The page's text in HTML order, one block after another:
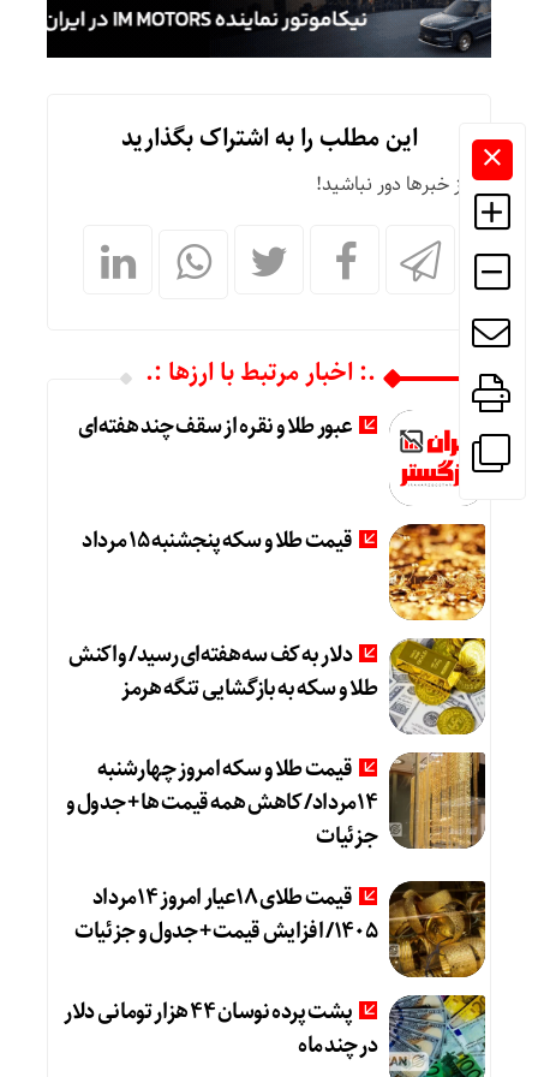
این مطلب را به اشتراک بگذارید
از خبرها دور نباشید!
.: اخبار مرتبط با ارزها :.
عبور طلا و نقره از سقف چند هفته‌ای
قیمت طلا و سکه پنجشنبه 15 مرداد
دلار به کف سه‌هفته‌ای رسید/ واکنش
طلا و سکه به بازگشایی تنگه هرمز
قیمت طلا و سکه امروز چهارشنبه
14مرداد/ کاهش همه قیمت ها + جدول و
جزئیات
قیمت طلای 18عیار امروز 14مرداد
1405/ افزایش قیمت + جدول و جزئیات
پشت پرده نوسان ۴۴ هزار تومانی دلار
در چند ماه